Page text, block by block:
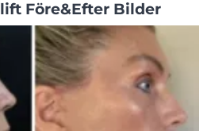
Före&Efter Bilder